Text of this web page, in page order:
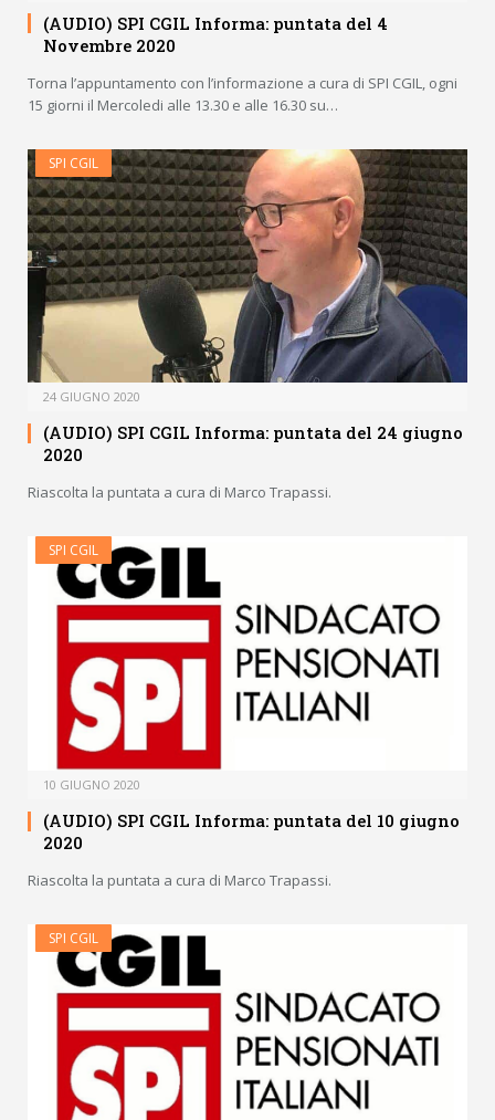
(AUDIO) SPI CGIL Informa: puntata del 4
Novembre 2020
Torna l’appuntamento con l’informazione a cura di SPI CGIL, ogni
15 giorni il Mercoledi alle 13.30 e alle 16.30 su…
SPI CGIL
24 GIUGNO 2020
(AUDIO) SPI CGIL Informa: puntata del 24 giugno
2020
Riascolta la puntata a cura di Marco Trapassi.
SPI CGIL
10 GIUGNO 2020
(AUDIO) SPI CGIL Informa: puntata del 10 giugno
2020
Riascolta la puntata a cura di Marco Trapassi.
SPI CGIL